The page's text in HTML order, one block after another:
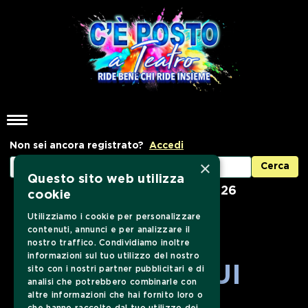
Non sei ancora registrato? Accedi
In vendita dal 01/09/2026
SEGUICI SUI
×
Questo sito web utilizza
cookie
Utilizziamo i cookie per personalizzare
contenuti, annunci e per analizzare il
nostro traffico. Condividiamo inoltre
informazioni sul tuo utilizzo del nostro
sito con i nostri partner pubblicitari e di
analisi che potrebbero combinarle con
altre informazioni che hai fornito loro o